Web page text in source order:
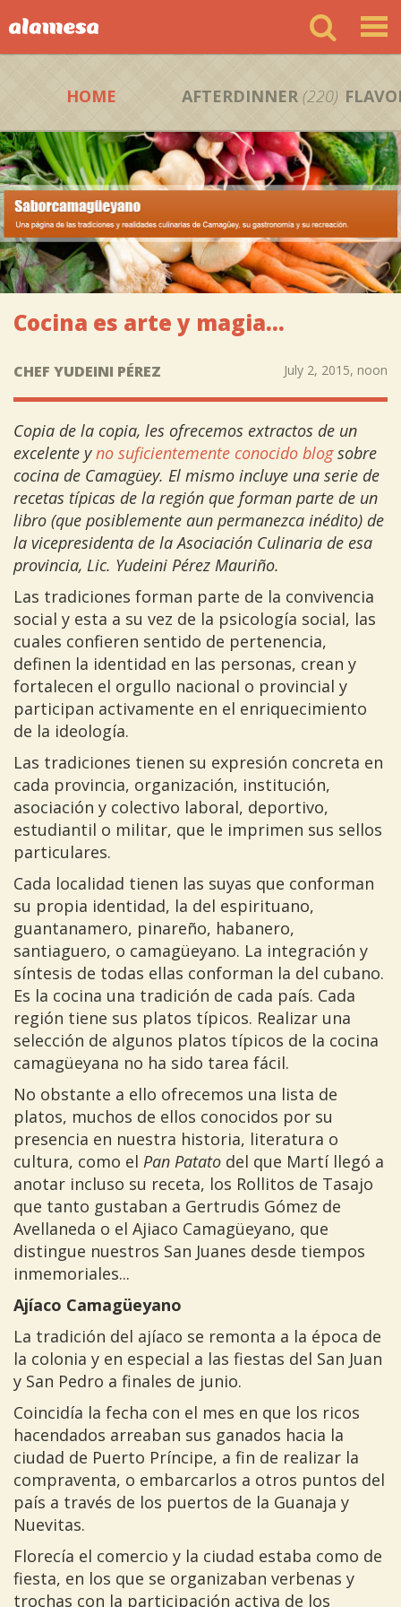
HOME AFTERDINNER (220)
Cocina es arte y magia...
CHEF YUDEINI PÉREZ July 2, 2015, noon
Copia de la copia, les ofrecemos extractos de un
excelente yno suficientemente conocido blogsobre
cocina de Camagüey. El mismo incluye una serie de
recetas típicas de la región que forman parte de un
libro (que posiblemente aun permanezca inédito) de
la vicepresidenta de la Asociación Culinaria de esa
provincia, Lic. Yudeini Pérez Mauriño.
Las tradiciones forman parte de la convivencia
social y esta a su vez de la psicología social, las
cuales confieren sentido de pertenencia,
definen la identidad en las personas, crean y
fortalecen el orgullo nacional o provincial y
participan activamente en el enriquecimiento
de la ideología.
Las tradiciones tienen su expresión concreta en
cada provincia, organización, institución,
asociación y colectivo laboral, deportivo,
estudiantil o militar, que le imprimen sus sellos
particulares.
Cada localidad tienen las suyas que conforman
su propia identidad, la del espirituano,
guantanamero, pinareño, habanero,
santiaguero, o camagüeyano. La integración y
síntesis de todas ellas conforman la del cubano.
Es la cocina una tradición de cada país. Cada
región tiene sus platos típicos. Realizar una
selección de algunos platos típicos de la cocina
camagüeyana no ha sido tarea fácil.
No obstante a ello ofrecemos una lista de
platos, muchos de ellos conocidos por su
presencia en nuestra historia, literatura o
cultura, como el Pan Patato del que Martí llegó a
anotar incluso su receta, los Rollitos de Tasajo
que tanto gustaban a Gertrudis Gómez de
Avellaneda o el Ajiaco Camagüeyano, que
distingue nuestros San Juanes desde tiempos
inmemoriales...
Ajíaco Camagüeyano
La tradición del ajíaco se remonta a la época de
la colonia y en especial a las fiestas del San Juan
y San Pedro a finales de junio.
Coincidía la fecha con el mes en que los ricos
hacendados arreaban sus ganados hacia la
ciudad de Puerto Príncipe, a fin de realizar la
compraventa, o embarcarlos a otros puntos del
país a través de los puertos de la Guanaja y
Nuevitas.
Florecía el comercio y la ciudad estaba como de
fiesta, en los que se organizaban verbenas y
trochas con la participación activa de los